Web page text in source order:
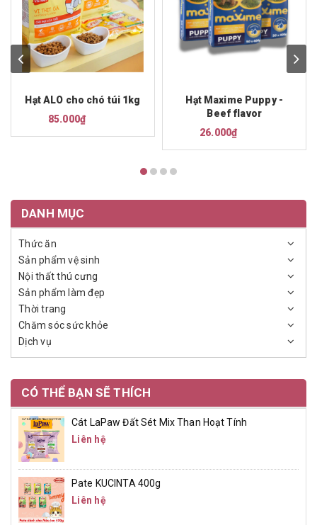
Hạt ALO cho chó túi 1kg
85.000₫
Hạt Maxime Puppy -
Beef flavor
26.000₫
DANH MỤC
Thức ăn
Sản phẩm vệ sinh
Nội thất thú cưng
Sản phẩm làm đẹp
Thời trang
Chăm sóc sức khỏe
Dịch vụ
CÓ THỂ BẠN SẼ THÍCH
Cát LaPaw Đất Sét Mix Than Hoạt Tính
Liên hệ
Pate KUCINTA 400g
Liên hệ